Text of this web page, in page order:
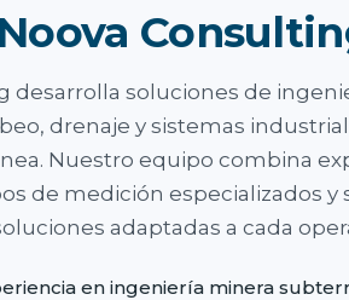
desarrolla soluciones de
drenaje y sistemas
Nuestro equipo combina
de medición especializados y
adaptadas a cada
en ingeniería minera